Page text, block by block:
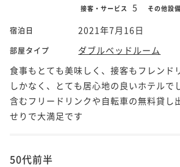
接客・サービス 5 その他設備
宿泊日 2021年7月16日
部屋タイプ
ダブルベッドルーム
食事もとても美味しく、接客もフレンド
しかなく、とても居心地の良いホテルで
含むフリードリンクや自転車の無料貸し
せりで大満足です
50代前半